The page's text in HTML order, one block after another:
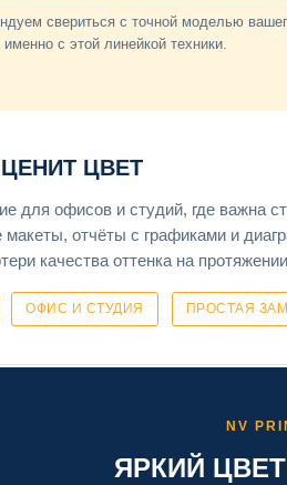
свериться с точной моделью
с этой линейкой техники.
ЦВЕТ
для офисов и студий, где важна
макеты, отчёты с графиками и
качества оттенка на
ОФИС И СТУДИЯ ПРОСТАЯ
NV
ЯРКИЙ